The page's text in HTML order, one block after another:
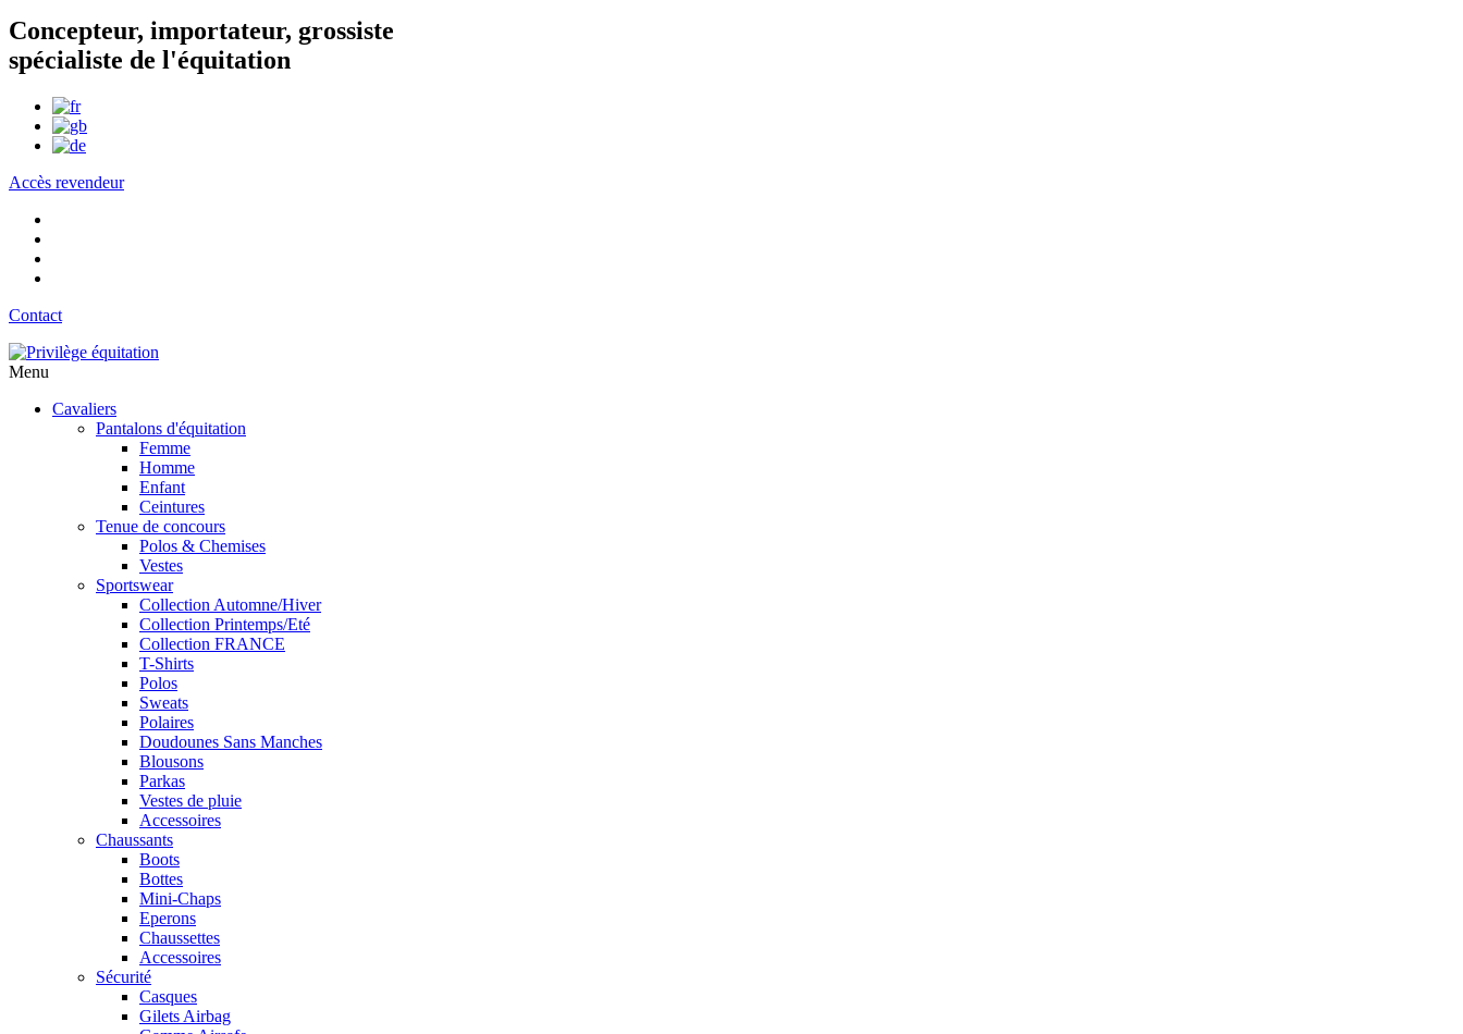
Concepteur, importateur, grossiste
spécialiste de l'équitation
Accès revendeur
Contact
Menu
Cavaliers
Pantalons d'équitation
Femme
Homme
Enfant
Ceintures
Tenue de concours
Polos & Chemises
Vestes
Sportswear
Collection Automne/Hiver
Collection Printemps/Eté
Collection FRANCE
T-Shirts
Polos
Sweats
Polaires
Doudounes Sans Manches
Blousons
Parkas
Vestes de pluie
Accessoires
Chaussants
Boots
Bottes
Mini-Chaps
Eperons
Chaussettes
Accessoires
Sécurité
Casques
Gilets Airbag